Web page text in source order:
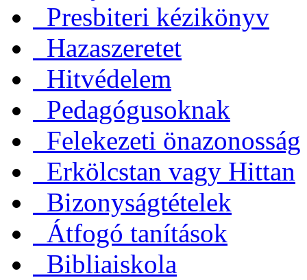
Presbiteri kézikönyv
Hazaszeretet
Hitvédelem
Pedagógusoknak
Felekezeti önazonosság
Erkölcstan vagy Hittan
Bizonyságtételek
Átfogó tanítások
Bibliaiskola